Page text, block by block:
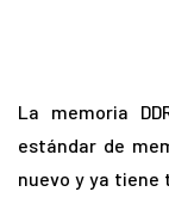
La memoria
estándar de
nuevo y ya tiene